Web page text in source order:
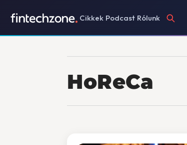
Cikkek Podcast Rólunk
HoReCa